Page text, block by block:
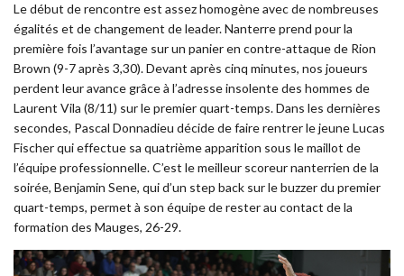
Le début de rencontre est assez homogène avec de nombreuses
égalités et de changement de leader. Nanterre prend pour la
première fois l’avantage sur un panier en contre-attaque de Rion
Brown (9-7 après 3,30). Devant après cinq minutes, nos joueurs
perdent leur avance grâce à l’adresse insolente des hommes de
Laurent Vila (8/11) sur le premier quart-temps. Dans les dernières
secondes, Pascal Donnadieu décide de faire rentrer le jeune Lucas
Fischer qui effectue sa quatrième apparition sous le maillot de
l’équipe professionnelle. C’est le meilleur scoreur nanterrien de la
soirée, Benjamin Sene, qui d’un step back sur le buzzer du premier
quart-temps, permet à son équipe de rester au contact de la
formation des Mauges, 26-29.